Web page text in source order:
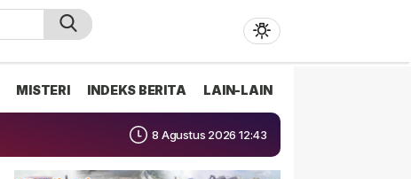
MISTERI INDEKS BERITA LAIN-LAIN
8 Agustus 2026 12:43